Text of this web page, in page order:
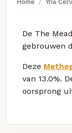
Home Yria
De The
gebrouwen
Deze
van 13.0%.
oorsprong